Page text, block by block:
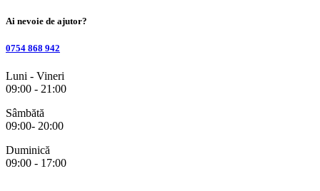
Ai nevoie de ajutor?
0754 868 942
Luni - Vineri
09:00 - 21:00
Sâmbătă
09:00- 20:00
Duminică
09:00 - 17:00